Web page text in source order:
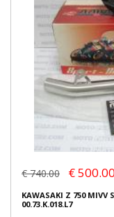
€ 740.00 € 500.00
KAWASAKI Z 750
00.73.K.018.L7